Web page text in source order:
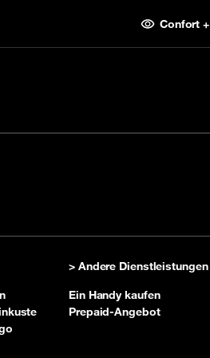
Confort +
Erster Besuch?
> Andere Dienstleistungen
Ein Handy kaufen
Prepaid-Angebot